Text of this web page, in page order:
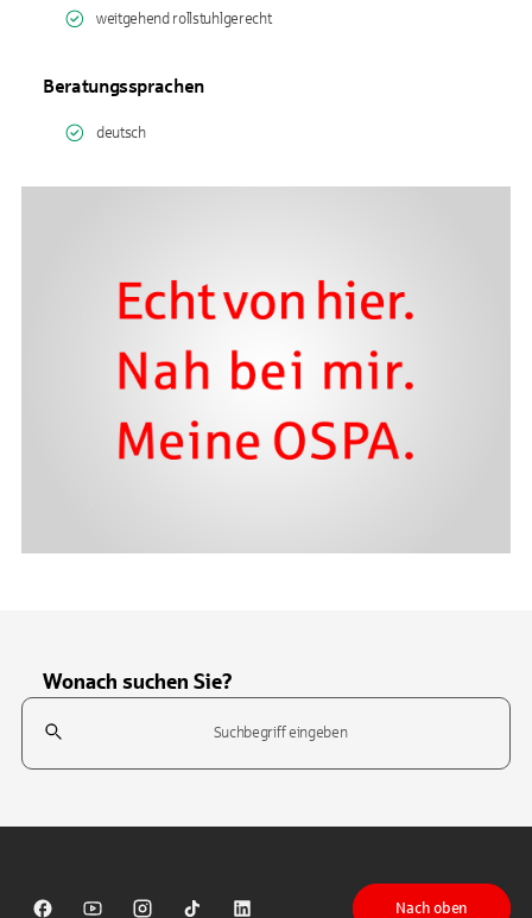
weitgehend rollstuhlgerecht
Beratungssprachen
deutsch
Wonach suchen Sie?
Suchfeld
Nach oben